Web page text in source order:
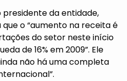
presidente da entidade,
o “aumento na receita é
do setor neste início
de 16% em 2009”. Ele
não há uma completa